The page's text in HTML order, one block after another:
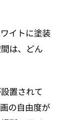
イトに塗装
は、どん
置されて
の自由度が